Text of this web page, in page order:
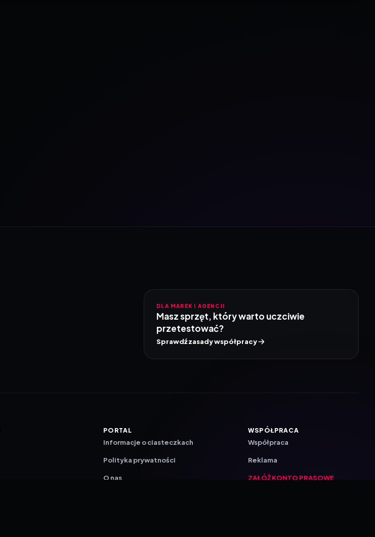
DLA MAREK I AGENCJI
Masz sprzęt, który warto uczciwie
przetestować?
Sprawdź zasady współpracy
PORTAL
Informacje o ciasteczkach
Polityka prywatności
O nas
WSPÓŁPRACA
Współpraca
Reklama
ZAŁÓŻ KONTO PRASOWE